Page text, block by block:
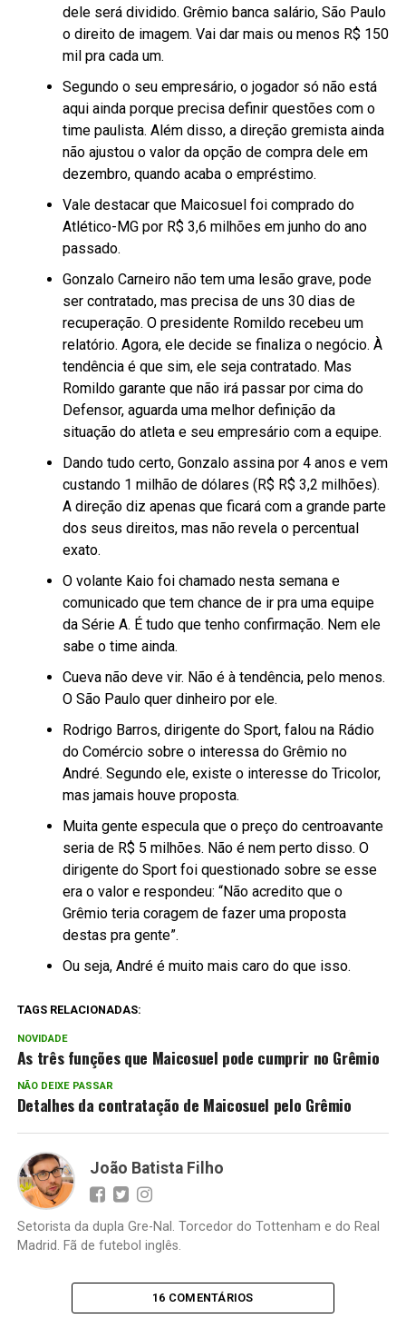
dele será dividido. Grêmio banca salário, São Paulo
o direito de imagem. Vai dar mais ou menos R$ 150
mil pra cada um.
Segundo o seu empresário, o jogador só não está
aqui ainda porque precisa definir questões com o
time paulista. Além disso, a direção gremista ainda
não ajustou o valor da opção de compra dele em
dezembro, quando acaba o empréstimo.
Vale destacar que Maicosuel foi comprado do
Atlético-MG por R$ 3,6 milhões em junho do ano
passado.
Gonzalo Carneiro não tem uma lesão grave, pode
ser contratado, mas precisa de uns 30 dias de
recuperação. O presidente Romildo recebeu um
relatório. Agora, ele decide se finaliza o negócio. À
tendência é que sim, ele seja contratado. Mas
Romildo garante que não irá passar por cima do
Defensor, aguarda uma melhor definição da
situação do atleta e seu empresário com a equipe.
Dando tudo certo, Gonzalo assina por 4 anos e vem
custando 1 milhão de dólares (R$ R$ 3,2 milhões).
A direção diz apenas que ficará com a grande parte
dos seus direitos, mas não revela o percentual
exato.
O volante Kaio foi chamado nesta semana e
comunicado que tem chance de ir pra uma equipe
da Série A. É tudo que tenho confirmação. Nem ele
sabe o time ainda.
Cueva não deve vir. Não é à tendência, pelo menos.
O São Paulo quer dinheiro por ele.
Rodrigo Barros, dirigente do Sport, falou na Rádio
do Comércio sobre o interessa do Grêmio no
André. Segundo ele, existe o interesse do Tricolor,
mas jamais houve proposta.
Muita gente especula que o preço do centroavante
seria de R$ 5 milhões. Não é nem perto disso. O
dirigente do Sport foi questionado sobre se esse
era o valor e respondeu: “Não acredito que o
Grêmio teria coragem de fazer uma proposta
destas pra gente”.
Ou seja, André é muito mais caro do que isso.
TAGS RELACIONADAS:
NOVIDADE
As três funções que Maicosuel pode cumprir no Grêmio
NÃO DEIXE PASSAR
Detalhes da contratação de Maicosuel pelo Grêmio
João Batista Filho
Setorista da dupla Gre-Nal. Torcedor do Tottenham e do Real
Madrid. Fã de futebol inglês.
16 COMENTÁRIOS